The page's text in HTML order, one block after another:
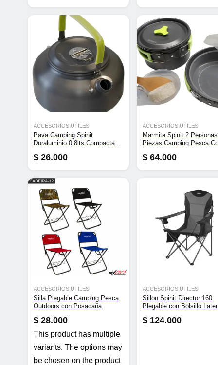
ACCESORIOS UTILES
Pava Camping Spinit
Duraluminio 0,8lts Compacta
$26.000
ACCESORIOS UTILES
Marmita Spinit 2
Piezas Camping Pesca
$64.000
ACCESORIOS UTILES
Silla Plegable Camping Pesca
Outdoors con Posacaña
$28.000
This product has multiple
variants. The options may
be chosen on the product
ACCESORIOS UTILES
Sillon Spinit Director 160
Plegable con Bolsillo
$124.000